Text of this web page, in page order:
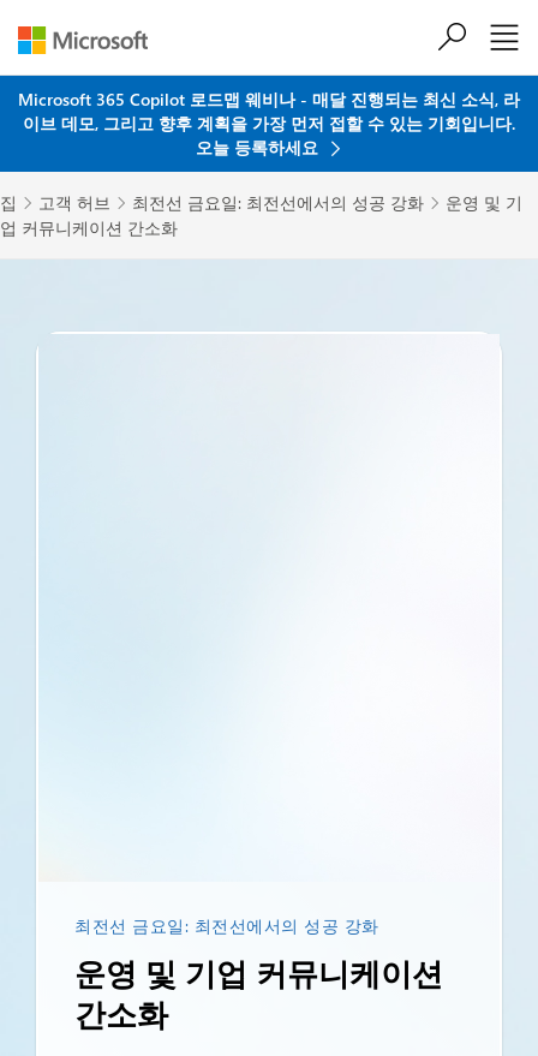
Microsoft 365 Copilot 로드맵 웨비나 - 매달 진행되는 최신 소식, 라
이브 데모, 그리고 향후 계획을 가장 먼저 접할 수 있는 기회입니다.
오늘 등록하세요
집  고객 허브  최전선 금요일: 최전선에서의 성공 강화 
운영 및 기
업 커뮤니케이션 간소화
최전선 금요일: 최전선에서의 성공 강화
운영 및 기업 커뮤니케이션
간소화